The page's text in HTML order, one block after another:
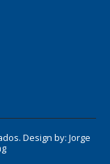
Design by: Jorge